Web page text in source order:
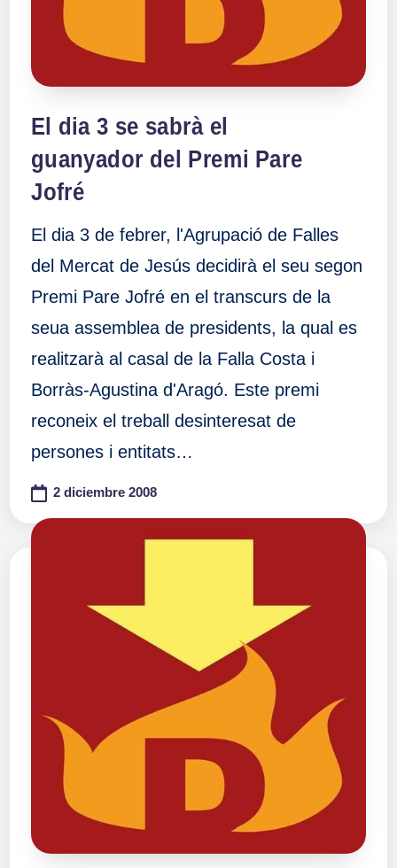
El dia 3 se sabrà el
guanyador del Premi Pare
Jofré
El dia 3 de febrer, l'Agrupació de Falles
del Mercat de Jesús decidirà el seu segon
Premi Pare Jofré en el transcurs de la
seua assemblea de presidents, la qual es
realitzarà al casal de la Falla Costa i
Borràs-Agustina d'Aragó. Este premi
reconeix el treball desinteresat de
persones i entitats…
2 diciembre 2008